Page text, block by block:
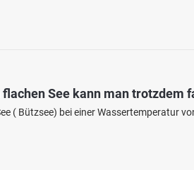
See kann man trotzdem
( Bützsee) bei einer Wassertemperatur